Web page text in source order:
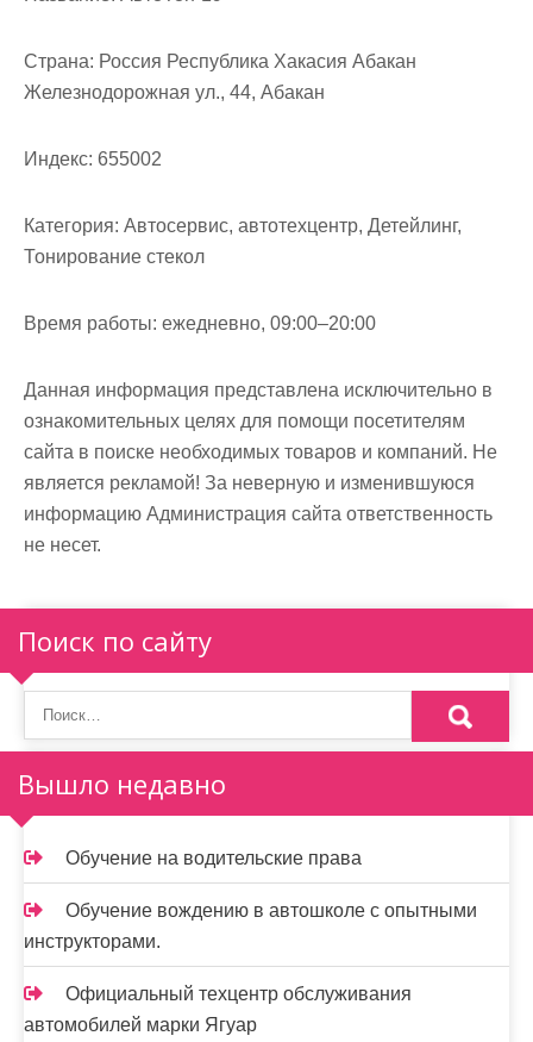
Страна: Россия Республика Хакасия Абакан
Железнодорожная ул., 44, Абакан
Индекс: 655002
Категория: Автосервис, автотехцентр, Детейлинг,
Тонирование стекол
Время работы: ежедневно, 09:00–20:00
Данная информация представлена исключительно в
ознакомительных целях для помощи посетителям
сайта в поиске необходимых товаров и компаний. Не
является рекламой! За неверную и изменившуюся
информацию Администрация сайта ответственность
не несет.
Поиск по сайту
Вышло недавно
Обучение на водительские права
Обучение вождению в автошколе с опытными
инструкторами.
Официальный техцентр обслуживания
автомобилей марки Ягуар